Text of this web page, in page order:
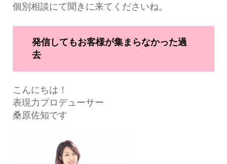
個別相談にて聞きに来てくださいね。
発信してもお客様が集まらなかった過
去
こんにちは！
表現力プロデューサー
桑原佐知です